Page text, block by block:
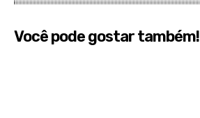
Você pode gostar também!